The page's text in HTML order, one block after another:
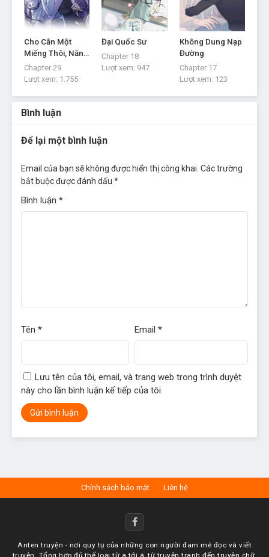
Cho Cắn Một
Miếng Thôi, Năn
Nỉ Mà
Chapter 29
Lượt xem: 1.755
Đại Quốc Sư
Chapter 18
Lượt xem: 947
Không Dung Nạp
Đường
Chapter 17
Lượt xem: 123
Bình luận
Để lại một bình luận
Email của bạn sẽ không được hiển thị công khai. Các trường
bắt buộc được đánh dấu *
Bình luận *
Tên * Email *
Lưu tên của tôi, email, và trang web trong trình duyệt
này cho lần bình luận kế tiếp của tôi.
Chính sách bảo mật Liên hệ
Anten truyện - nơi quy tụ của những con người đam mê đọc và viết